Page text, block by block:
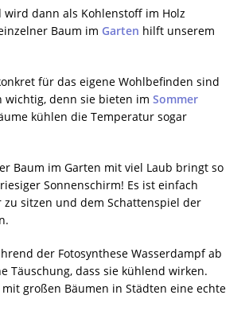
wird dann als Kohlenstoff im Holz
Baum im Garten hilft unserem
für das eigene Wohlbefinden sind
wichtig, denn sie bieten im Sommer
kühlen die Temperatur sogar
Baum im Garten mit viel Laub bringt so
Sonnenschirm! Es ist einfach
sitzen und dem Schattenspiel der
der Fotosynthese Wasserdampf ab
Täuschung, dass sie kühlend wirken.
mit großen Bäumen in Städten eine echte